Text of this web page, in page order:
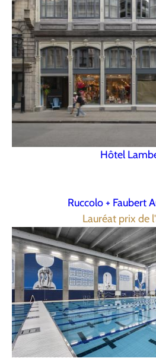
Hôtel
Ruccolo + Faubert
Lauréat prix de